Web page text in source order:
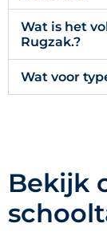
Wat is het
Rugzak.?
Wat voor
Bekijk